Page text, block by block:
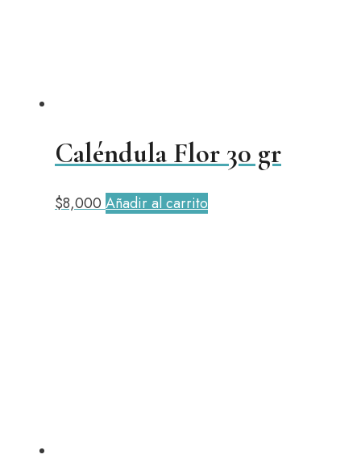
Caléndula Flor 30 gr
$8,000 Añadir al carrito